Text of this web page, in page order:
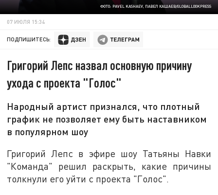
ФОТО: PAVEL KASHAEV, ПАВЕЛ КАШАЕВ/GLOBALLOOKPRESS
07 ИЮЛЯ 15:34
ПОДПИШИТЕСЬ:
Григорий Лепс назвал основную причину
ухода с проекта "Голос"
Народный артист признался, что плотный
график не позволяет ему быть наставником
в популярном шоу
Григорий Лепс в эфире шоу Татьяны Навки
"Команда" решил раскрыть, какие причины
толкнули его уйти с проекта "Голос".